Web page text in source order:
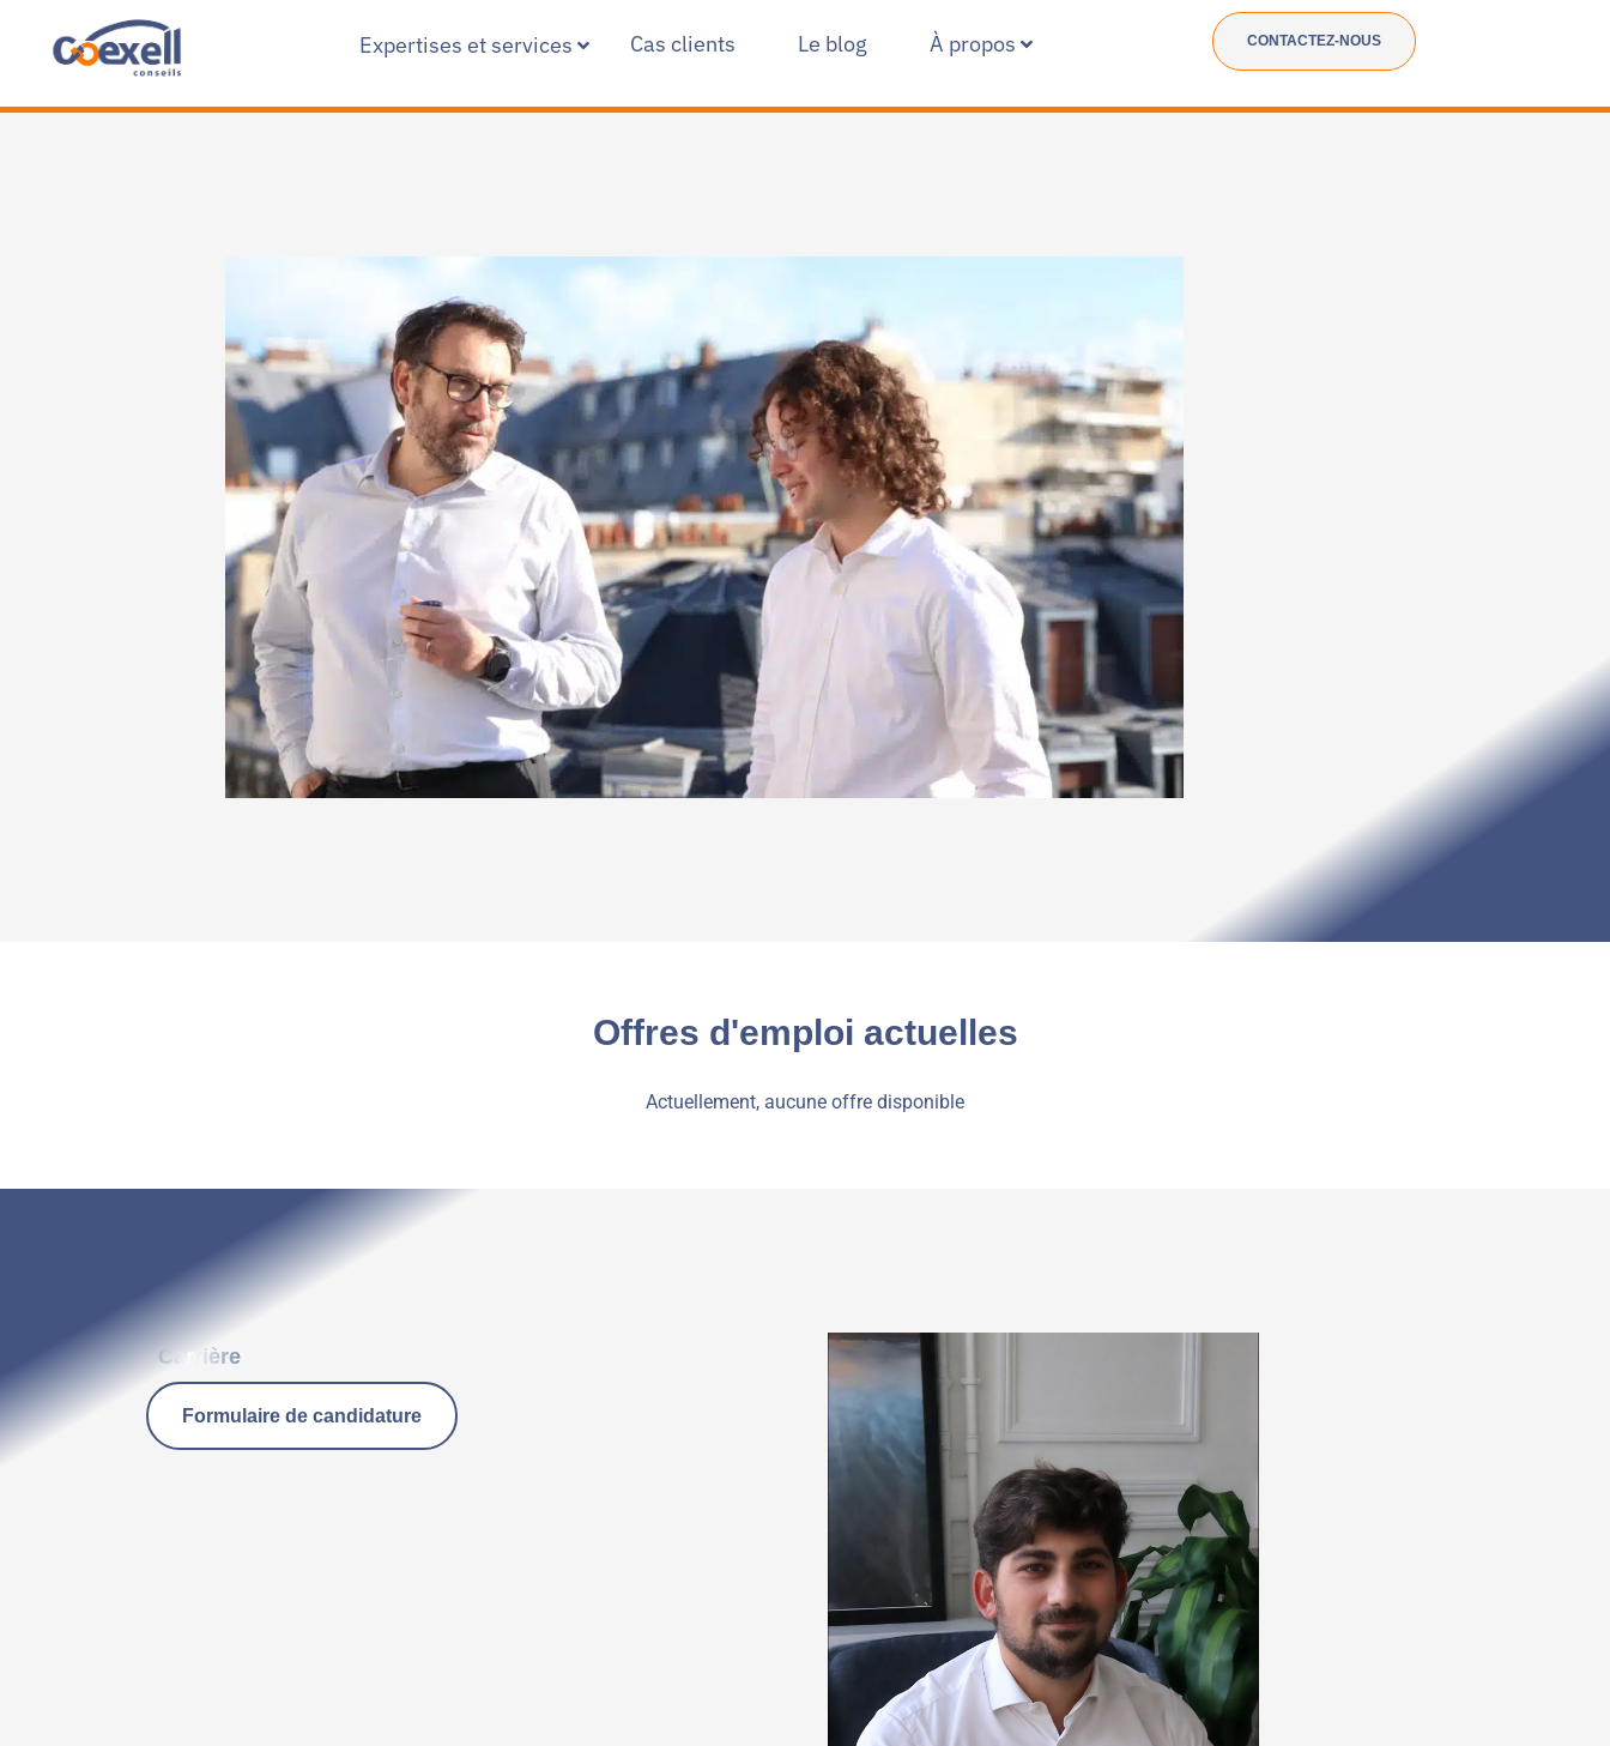
Expertises et services Cas clients Le blog À propos CONTACTEZ-NOUS
Offres d'emploi actuelles
Actuellement, aucune offre disponible
Carrière
Formulaire de candidature